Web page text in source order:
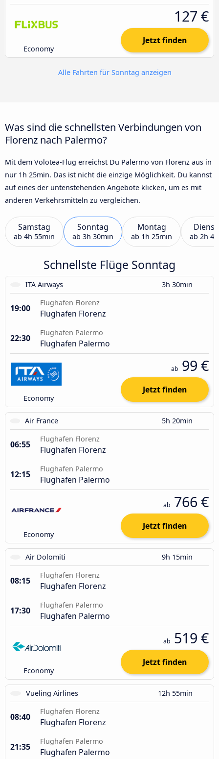
Economy
127 €
Jetzt finden
Alle Fahrten für Sonntag anzeigen
Was sind die schnellsten Verbindungen von
Florenz nach Palermo?
Mit dem Volotea-Flug erreichst Du Palermo von Florenz aus in
nur 1h 25min. Das ist nicht die einzige Möglichkeit. Du kannst
auf eines der untenstehenden Angebote klicken, um es mit
anderen Verkehrsmitteln zu vergleichen.
Samstag
ab 4h 55min
Sonntag
ab 3h 30min
Montag
ab 1h 25min ab 2h
Schnellste Flüge Sonntag
ITA Airways 3h 30min
19:00
Flughafen Florenz
Flughafen Florenz
22:30
Flughafen Palermo
Flughafen Palermo
Economy
ab 99 €
Jetzt finden
Air France 5h 20min
06:55
Flughafen Florenz
Flughafen Florenz
12:15
Flughafen Palermo
Flughafen Palermo
Economy
ab 766 €
Jetzt finden
Air Dolomiti 9h 15min
08:15
Flughafen Florenz
Flughafen Florenz
17:30
Flughafen Palermo
Flughafen Palermo
Economy
ab 519 €
Jetzt finden
Vueling Airlines 12h 55min
08:40
Flughafen Florenz
Flughafen Florenz
21:35
Flughafen Palermo
Flughafen Palermo